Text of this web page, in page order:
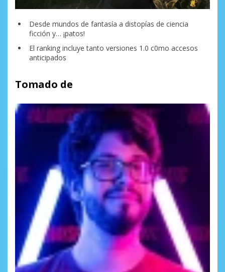
Desde mundos de fantasía a distopías de ciencia
ficción y… ¡patos!
El ranking incluye tanto versiones 1.0 c0mo accesos
anticipados
Tomado de